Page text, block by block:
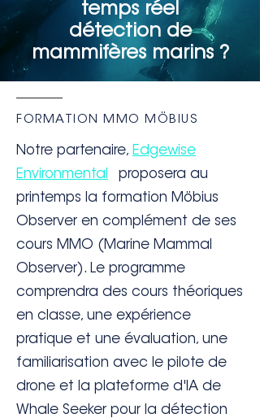
temps réel
détection de
mammifères marins ?
FORMATION MMO MÖBIUS
Notre partenaire, Edgewise
Environmental
proposera au
printemps la formation Möbius
Observer en complément de ses
cours MMO (Marine Mammal
Observer). Le programme
comprendra des cours théoriques
en classe, une expérience
pratique et une évaluation, une
familiarisation avec le pilote de
drone et la plateforme d'IA de
Whale Seeker pour la détection